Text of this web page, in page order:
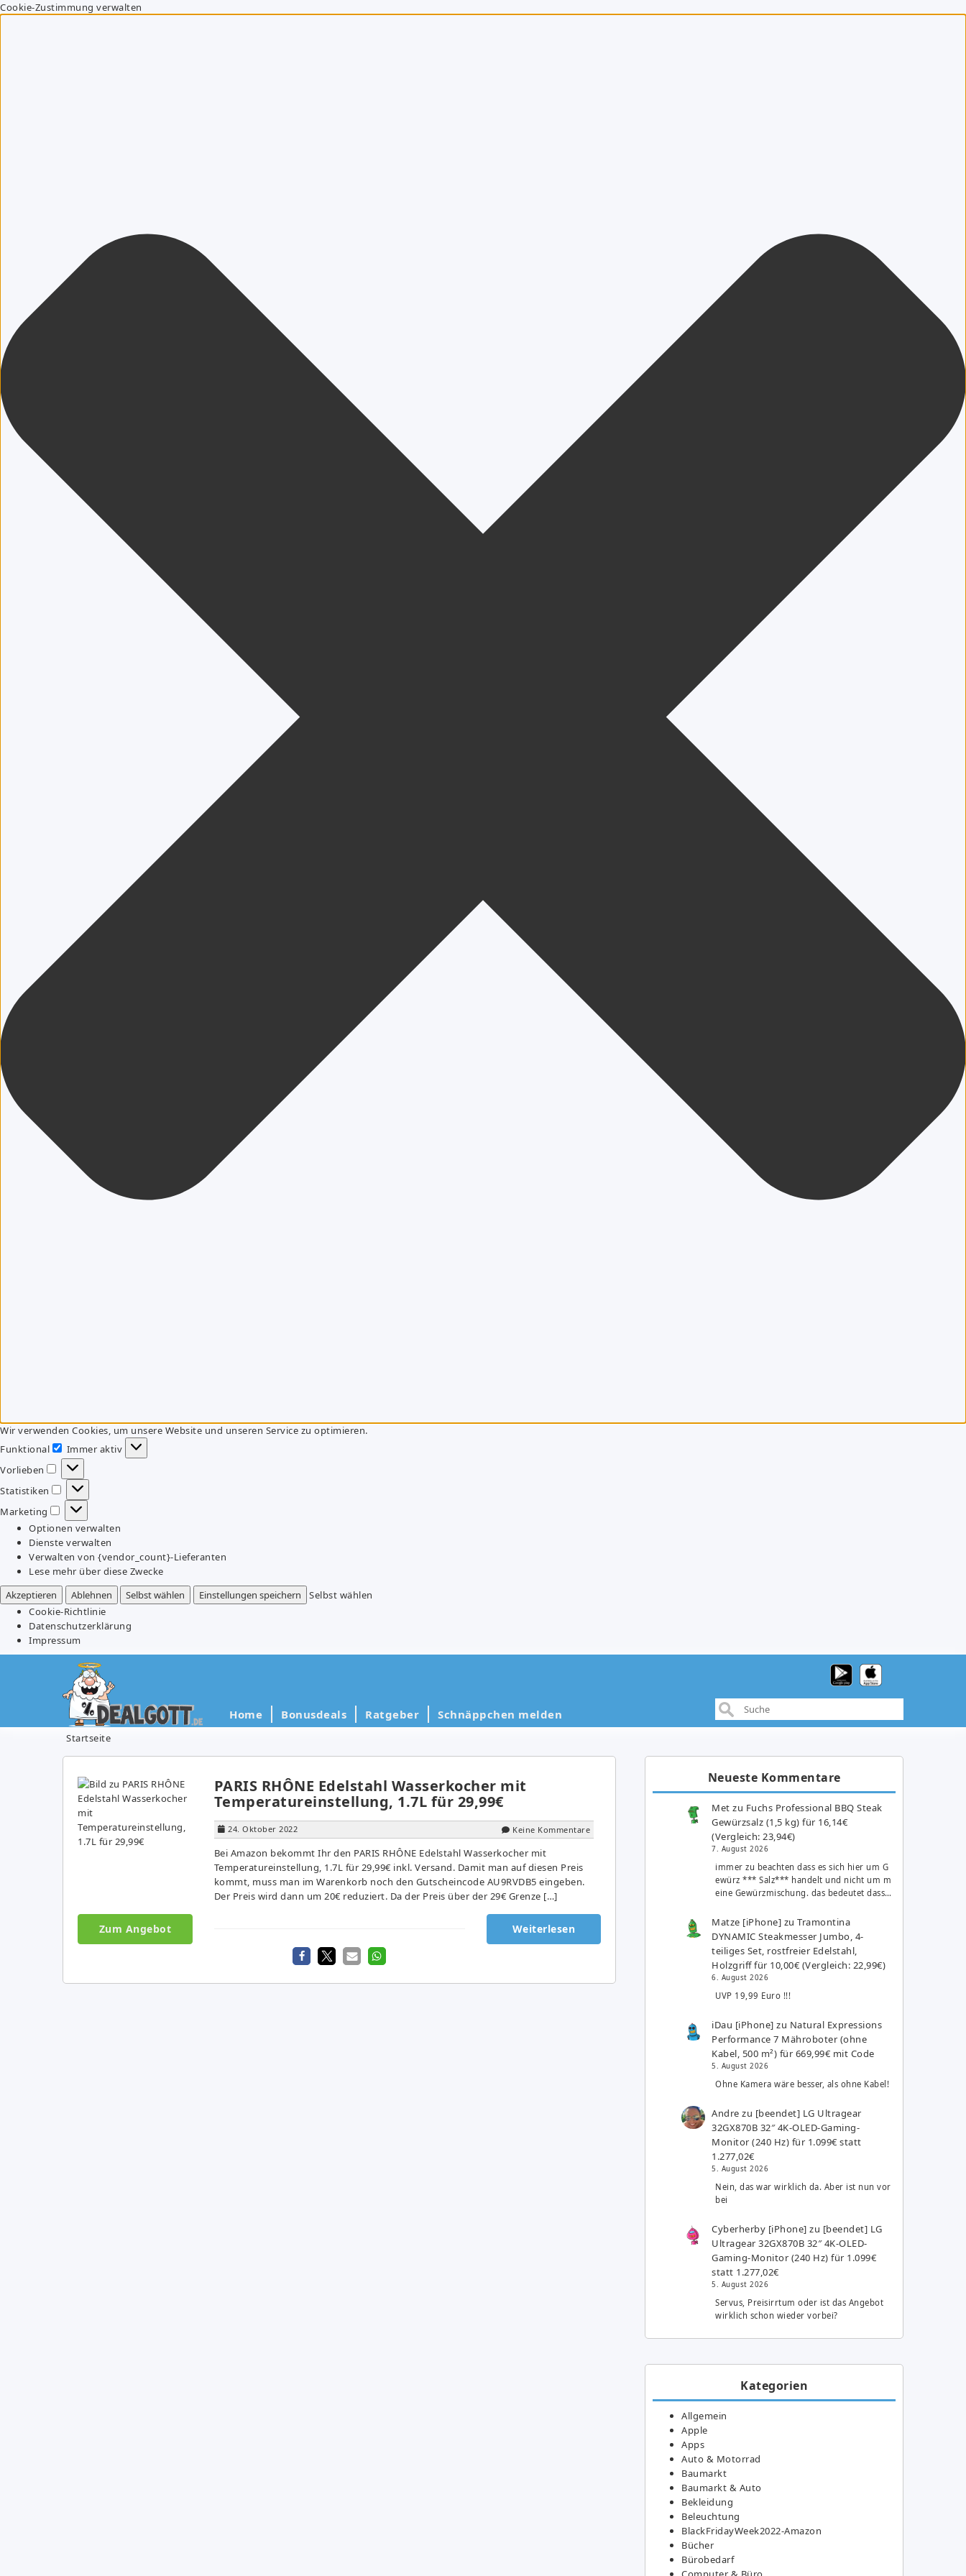
Cookie-Zustimmung verwalten
Wir verwenden Cookies, um unsere Website und unseren Service zu optimieren.
Funktional
Funktional
Immer aktiv
Vorlieben
Vorlieben
Statistiken
Statistiken
Marketing
Marketing
Optionen verwalten
Dienste verwalten
Verwalten von {vendor_count}-Lieferanten
Lese mehr über diese Zwecke
Akzeptieren
Ablehnen Selbst wählen Einstellungen speichern
Selbst wählen
Cookie-Richtlinie
Datenschutzerklärung
Impressum
Home Bonusdeals Ratgeber Schnäppchen melden
Startseite
PARIS RHÔNE Edelstahl Wasserkocher mit
Temperatureinstellung, 1.7L für 29,99€
24. Oktober 2022 Keine Kommentare
Bei Amazon bekommt Ihr den PARIS RHÔNE Edelstahl Wasserkocher mit
Temperatureinstellung, 1.7L für 29,99€ inkl. Versand. Damit man auf diesen Preis
kommt, muss man im Warenkorb noch den Gutscheincode AU9RVDB5 eingeben.
Der Preis wird dann um 20€ reduziert. Da der Preis über der 29€ Grenze […]
Zum Angebot Weiterlesen
Neueste Kommentare
Met zu Fuchs Professional BBQ Steak
Gewürzsalz (1,5 kg) für 16,14€
(Vergleich: 23,94€)
7. August 2026
immer zu beachten dass es sich hier um G
ewürz *** Salz*** handelt und nicht um m
eine Gewürzmischung. das bedeutet dass…
Matze [iPhone] zuTramontina
DYNAMIC Steakmesser Jumbo, 4-
teiliges Set, rostfreier Edelstahl,
Holzgriff für 10,00€ (Vergleich: 22,99€)
6. August 2026
UVP 19,99 Euro !!!
iDau [iPhone] zu Natural Expressions
Performance 7 Mähroboter (ohne
Kabel, 500 m²) für 669,99€ mit Code
5. August 2026
Ohne Kamera wäre besser, als ohne Kabel!
Andre zu [beendet] LG Ultragear
32GX870B 32″ 4K-OLED-Gaming-
Monitor (240 Hz) für 1.099€ statt
1.277,02€
5. August 2026
Nein, das war wirklich da. Aber ist nun vor
bei
Cyberherby [iPhone] zu [beendet] LG
Ultragear 32GX870B 32″ 4K-OLED-
Gaming-Monitor (240 Hz) für 1.099€
statt 1.277,02€
5. August 2026
Servus, Preisirrtum oder ist das Angebot
wirklich schon wieder vorbei?
Kategorien
Allgemein
Apple
Apps
Auto & Motorrad
Baumarkt
Baumarkt & Auto
Bekleidung
Beleuchtung
BlackFridayWeek2022-Amazon
Bücher
Bürobedarf